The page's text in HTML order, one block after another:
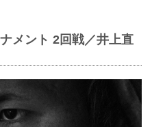
メント 2回戦／井上直